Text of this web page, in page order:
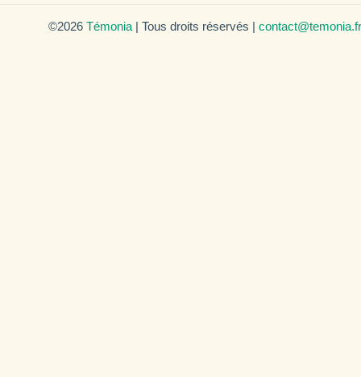
©2026 Témonia | Tous droits réservés | contact@temonia.fr